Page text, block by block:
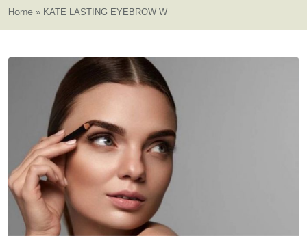
Home » KATE LASTING EYEBROW W